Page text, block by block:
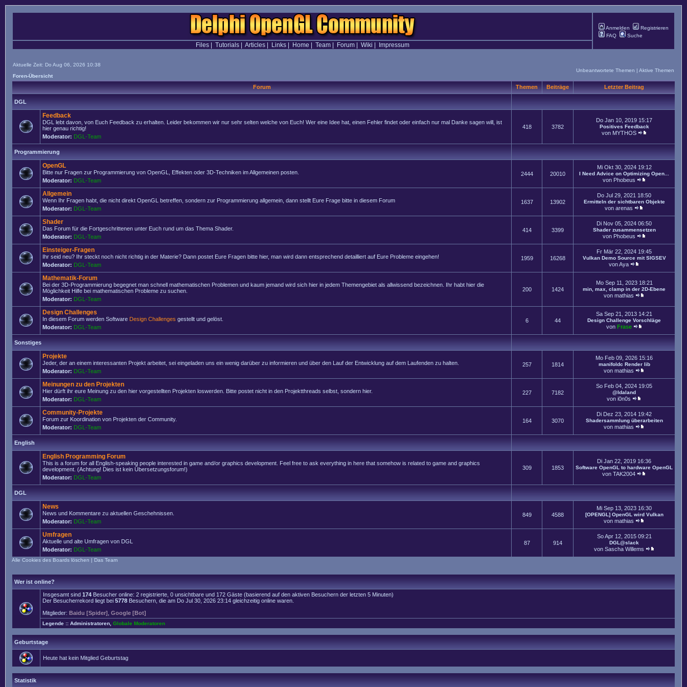
Anmelden
Registrieren
FAQ
Suche
Files| Tutorials| Articles| Links| Home Team| Forum| Wiki Impressum
Aktuelle Zeit: Do Aug 06, 2026 10:38
Foren-Übersicht
Unbeantwortete Themen | Aktive Themen
Forum Themen Beiträge Letzter Beitrag
DGL
Feedback
DGL lebt davon, von Euch Feedback zu erhalten. Leider bekommen wir nur sehr selten welche von Euch! Wer eine Idee hat, einen Fehler findet oder einfach nur mal Danke sagen will, ist
hier genau richtig!
Moderator: DGL-Team
418 3782
Do Jan 10, 2019 15:17
Positives Feedback
von MYTHOS
Programmierung
OpenGL
Bitte nur Fragen zur Programmierung von OpenGL, Effekten oder 3D-Techniken im Allgemeinen posten.
Moderator: DGL-Team
2444 20010
Mi Okt 30, 2024 19:12
I Need Advice on Optimizing Open...
von Phobeus
Allgemein
Wenn Ihr Fragen habt, die nicht direkt OpenGL betreffen, sondern zur Programmierung allgemein, dann stellt Eure Frage bitte in diesem Forum
Moderator: DGL-Team
1637 13902
Do Jul 29, 2021 18:50
Ermitteln der sichtbaren Objekte
von arenas
Shader
Das Forum für die Fortgeschrittenen unter Euch rund um das Thema Shader.
Moderator: DGL-Team
414 3399
Di Nov 05, 2024 06:50
Shader zusammensetzen
von Phobeus
Einsteiger-Fragen
Ihr seid neu? Ihr steckt noch nicht richtig in der Materie? Dann postet Eure Fragen bitte hier, man wird dann entsprechend detailliert auf Eure Probleme eingehen!
Moderator: DGL-Team
1959 16268
Fr Mär 22, 2024 19:45
Vulkan Demo Source mit SIGSEV
vonAya
Mathematik-Forum
Bei der 3D-Programmierung begegnet man schnell mathematischen Problemen und kaum jemand wird sich hier in jedem Themengebiet als allwissend bezeichnen. Ihr habt hier die
Möglichkeit Hilfe bei mathematischen Probleme zu suchen.
Moderator: DGL-Team
200 1424
Mo Sep 11, 2023 18:21
min, max, clamp in der 2D-Ebene
von mathias
Design Challenges
In diesem Forum werden Software Design Challenges gestellt und gelöst.
Moderator: DGL-Team
6 44
Sa Sep 21, 2013 14:21
Design Challenge Vorschläge
von Frase
Sonstiges
Projekte
Jeder, der an einem interessanten Projekt arbeitet, sei eingeladen uns ein wenig darüber zu informieren und über den Lauf der Entwicklung auf dem Laufenden zu halten.
Moderator: DGL-Team
257 1814
Mo Feb 09, 2026 15:16
manifoldc Render lib
von mathias
Meinungen zu den Projekten
Hier dürft ihr eure Meinung zu den hier vorgestellten Projekten loswerden. Bitte postet nicht in den Projektthreads selbst, sondern hier.
Moderator: DGL-Team
227 7182
So Feb 04, 2024 19:05
@Idaland
von i0n0s
Community-Projekte
Forum zur Koordination von Projekten der Community.
Moderator: DGL-Team
164 3070
Di Dez 23, 2014 19:42
Shadersammlung überarbeiten
von mathias
English
English Programming Forum
This is a forum for all English-speaking people interested in game and/or graphics development. Feel free to ask everything in here that somehow is related to game and graphics
development. (Achtung! Dies ist kein Übersetzungsforum!)
Moderator: DGL-Team
309 1853
Di Jan 22, 2019 16:36
Software OpenGL to hardware OpenGL
von TAK2004
DGL
News
News und Kommentare zu aktuellen Geschehnissen.
Moderator: DGL-Team
849 4588
Mi Sep 13, 2023 16:30
[OPENGL] OpenGL wird Vulkan
von mathias
Umfragen
Aktuelle und alte Umfragen von DGL
Moderator: DGL-Team
87 914
So Apr 12, 2015 09:21
DGL@slack
von Sascha Willems
Alle Cookies des Boards löschen | Das Team
Wer ist online?
Insgesamt sind 174 Besucher online: 2 registrierte, 0 unsichtbare und 172 Gäste (basierend auf den aktiven Besuchern der letzten 5 Minuten)
Der Besucherrekord liegt bei 5778 Besuchern, die am Do Jul 30, 2026 23:14 gleichzeitig online waren.
Mitglieder: Baidu [Spider] Google [Bot]
Legende :: Administratoren Globale Moderatoren
Geburtstage
Heute hat kein Mitglied Geburtstag
Statistik